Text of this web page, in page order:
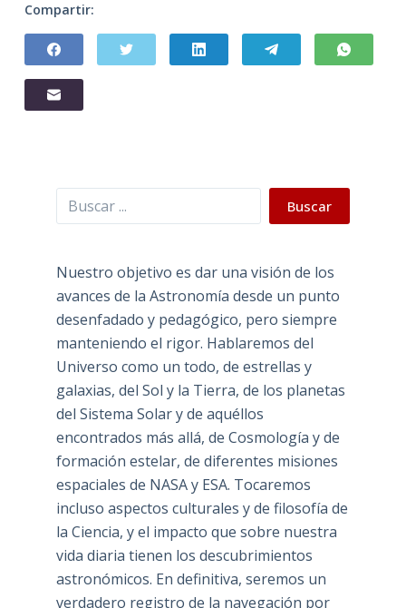
Compartir:
Buscar Buscar
Nuestro objetivo es dar una visión de los
avances de la Astronomía desde un punto
desenfadado y pedagógico, pero siempre
manteniendo el rigor. Hablaremos del
Universo como un todo, de estrellas y
galaxias, del Sol y la Tierra, de los planetas
del Sistema Solar y de aquéllos
encontrados más allá, de Cosmología y de
formación estelar, de diferentes misiones
espaciales de NASA y ESA. Tocaremos
incluso aspectos culturales y de filosofía de
la Ciencia, y el impacto que sobre nuestra
vida diaria tienen los descubrimientos
astronómicos. En definitiva, seremos un
verdadero registro de la navegación por